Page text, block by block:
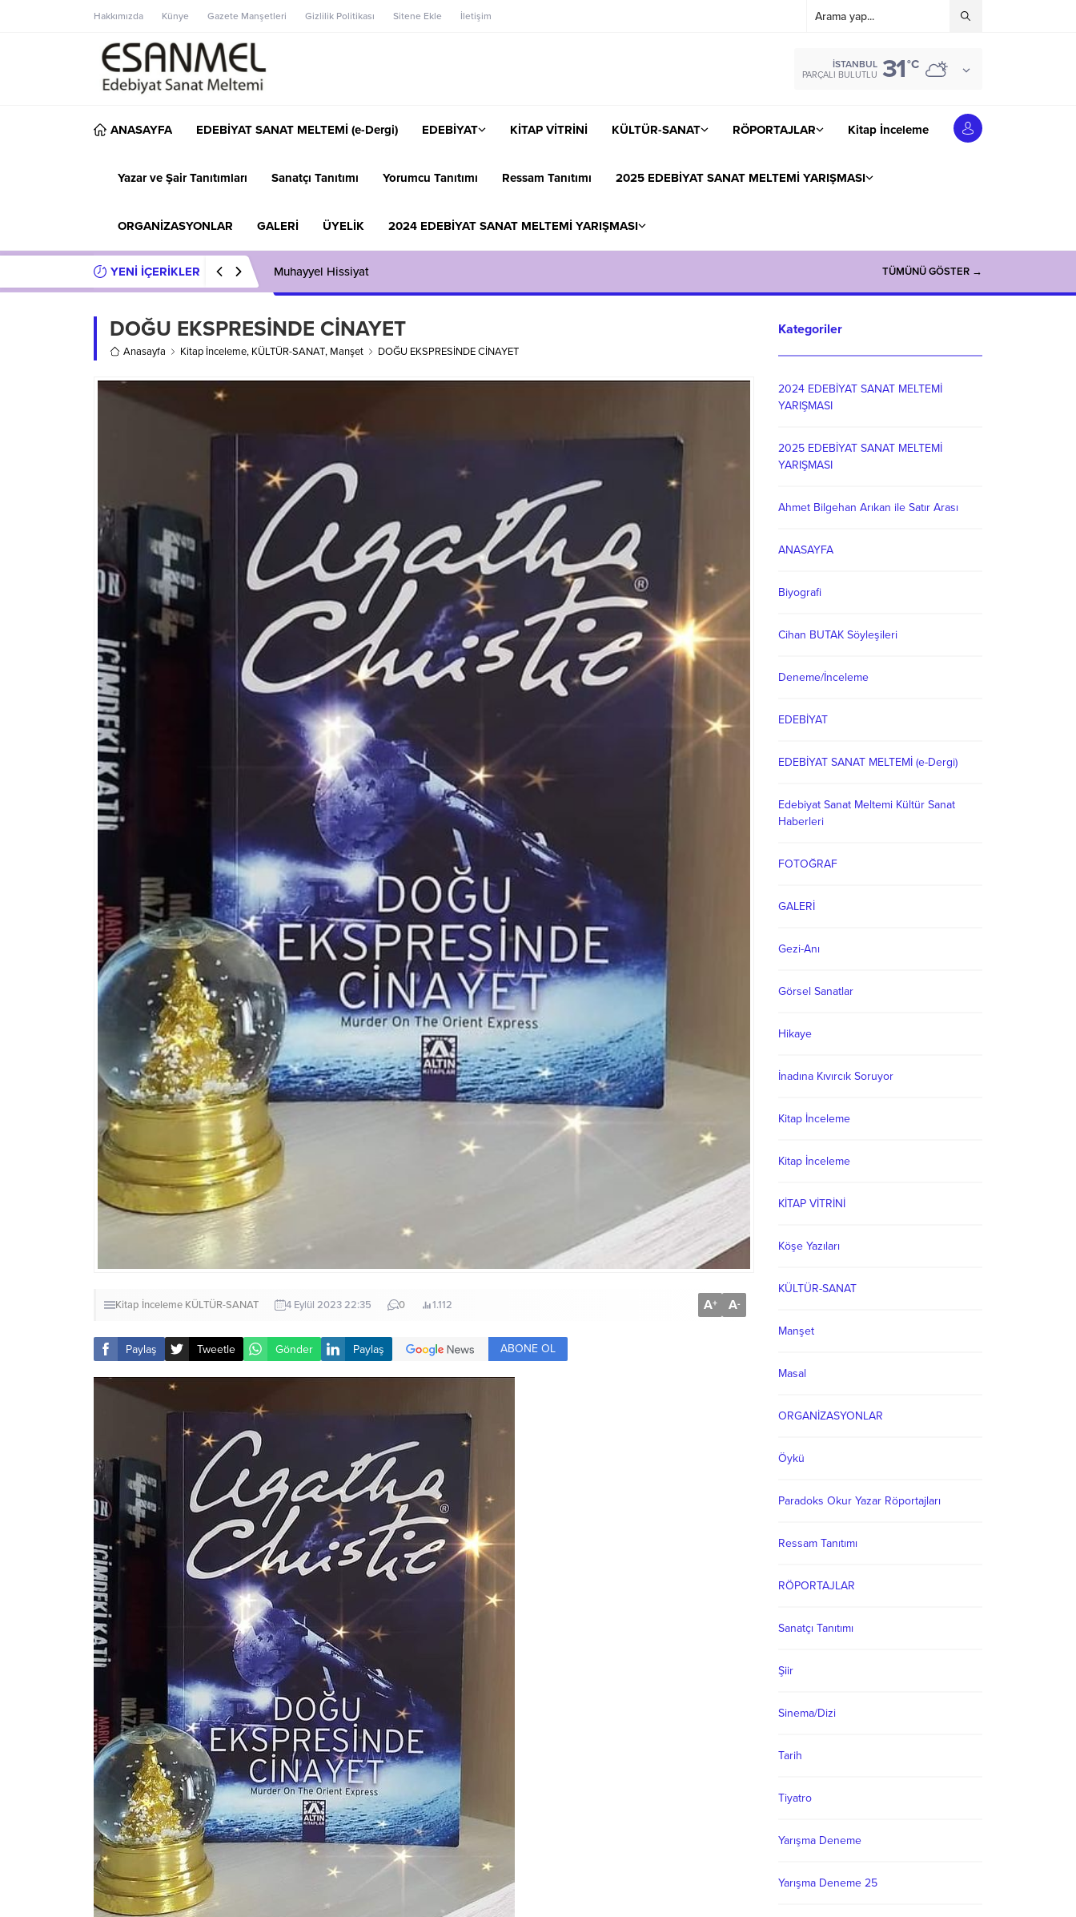
Hakkımızda Künye Gazete Manşetleri Gizlilik Politikası Sitene Ekle İletişim
İSTANBUL
PARÇALI BULUTLU 31°C
ANASAYFA EDEBİYAT SANAT MELTEMİ (e-Dergi) EDEBİYAT KİTAP VİTRİNİ KÜLTÜR-SANAT RÖPORTAJLAR Kitap İnceleme
Yazar ve Şair Tanıtımları Sanatçı Tanıtımı Yorumcu Tanıtımı Ressam Tanıtımı 2025 EDEBİYAT SANAT MELTEMİ YARIŞMASI
ORGANİZASYONLAR GALERİ ÜYELİK 2024 EDEBİYAT SANAT MELTEMİ YARIŞMASI
YENİ İÇERİKLER Muhayyel Hissiyat TÜMÜNÜ GÖSTER →
DOĞU EKSPRESİNDE CİNAYET
Anasayfa Kitap İnceleme, KÜLTÜR-SANAT, Manşet DOĞU EKSPRESİNDE CİNAYET
Kitap İnceleme KÜLTÜR-SANAT 4 Eylül 2023 22:35 0 1.112 A+ A-
Paylaş Tweetle Gönder Paylaş ABONE OL
Kategoriler
2024 EDEBİYAT SANAT MELTEMİ
YARIŞMASI
2025 EDEBİYAT SANAT MELTEMİ
YARIŞMASI
Ahmet Bilgehan Arıkan ile Satır Arası
ANASAYFA
Biyografi
Cihan BUTAK Söyleşileri
Deneme/İnceleme
EDEBİYAT
EDEBİYAT SANAT MELTEMİ (e-Dergi)
Edebiyat Sanat Meltemi Kültür Sanat
Haberleri
FOTOĞRAF
GALERİ
Gezi-Anı
Görsel Sanatlar
Hikaye
İnadına Kıvırcık Soruyor
Kitap İnceleme
Kitap İnceleme
KİTAP VİTRİNİ
Köşe Yazıları
KÜLTÜR-SANAT
Manşet
Masal
ORGANİZASYONLAR
Öykü
Paradoks Okur Yazar Röportajları
Ressam Tanıtımı
RÖPORTAJLAR
Sanatçı Tanıtımı
Şiir
Sinema/Dizi
Tarih
Tiyatro
Yarışma Deneme
Yarışma Deneme 25